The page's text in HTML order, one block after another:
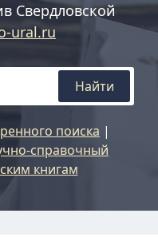
Свердловской
ural.ru
Найти
поиска |
справочный
книгам